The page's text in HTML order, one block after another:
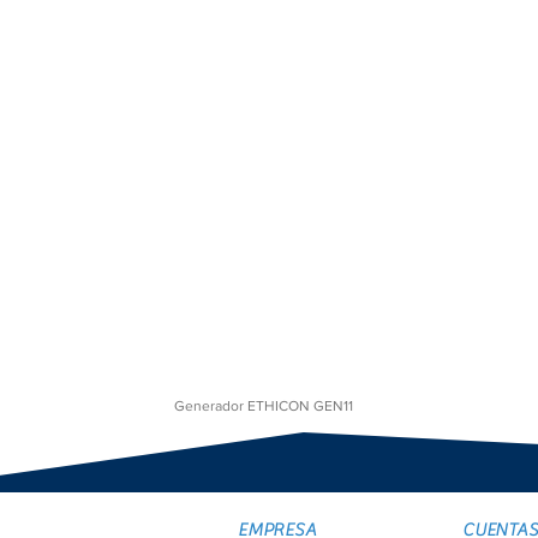
Generador ETHICON GEN11
EMPRESA CUENTAS